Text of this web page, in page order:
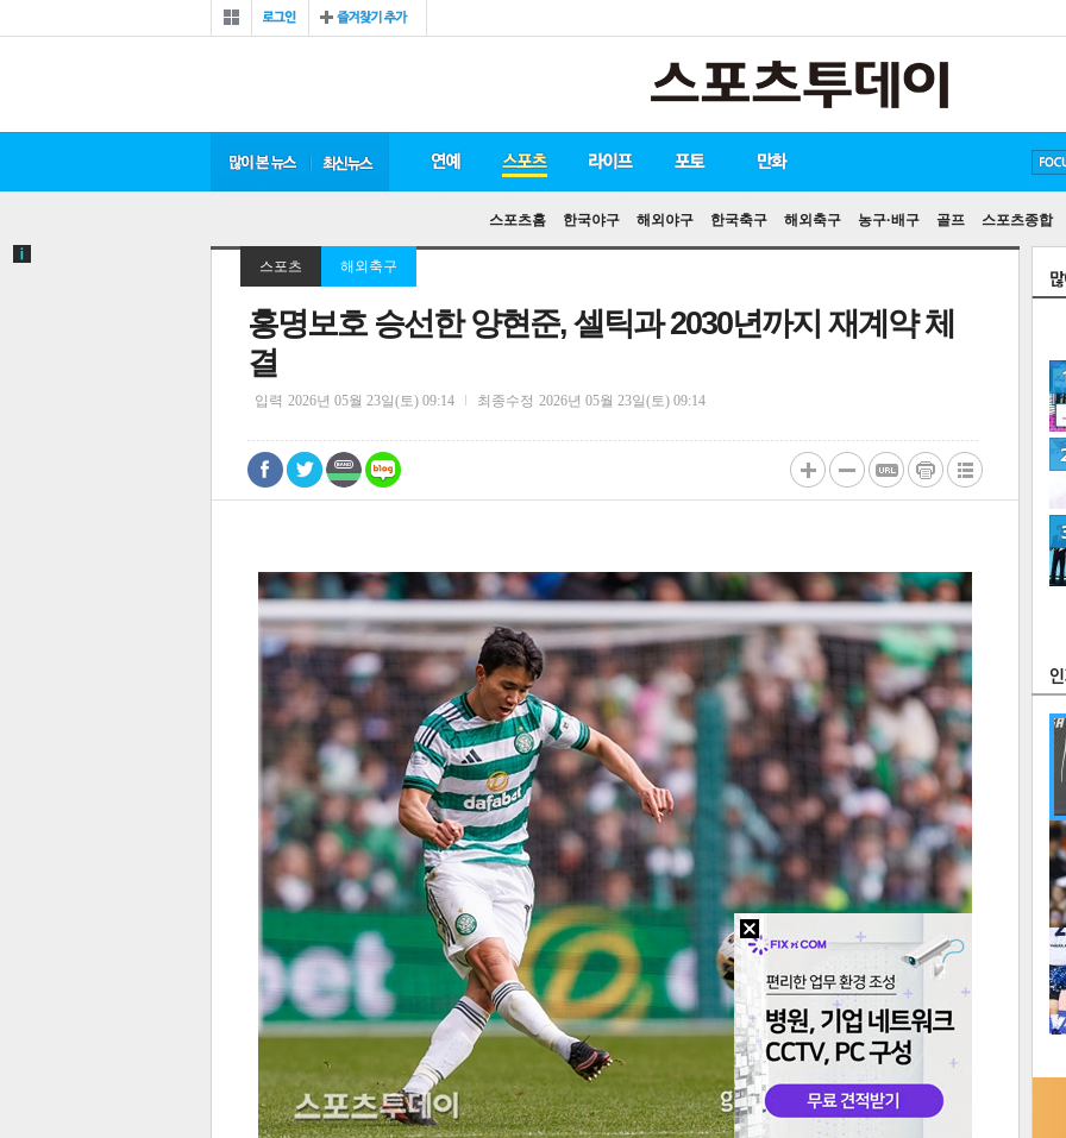
로그 즐겨찾기
많이 본 뉴스 최신 뉴스 연예 스포츠
스포츠홈 한국야구 해외야구 한국축구 해외축구 농구·배구 골프 스포츠종합
라이프 포토
방탄소년단
손흥민
유아인
스포츠 해외축구
홍명보호 승선한 양현준, 셀틱과 2030년까지 재계약 체
결
입력 2026년 05월 23일(토) 09:14 최종수정 2026년 05월 23일(토) 09:14
0
텍스 텍스 url 복 인쇄
연예
2